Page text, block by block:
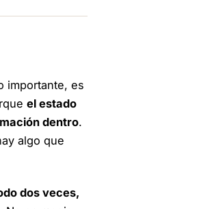
importante, es
el estado
dentro.
algo que
dos veces,